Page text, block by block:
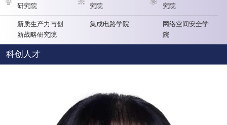
研究院
究院
究院
新质生产力与创
新战略研究院
集成电路学院
网络空间安全学
院
科创人才